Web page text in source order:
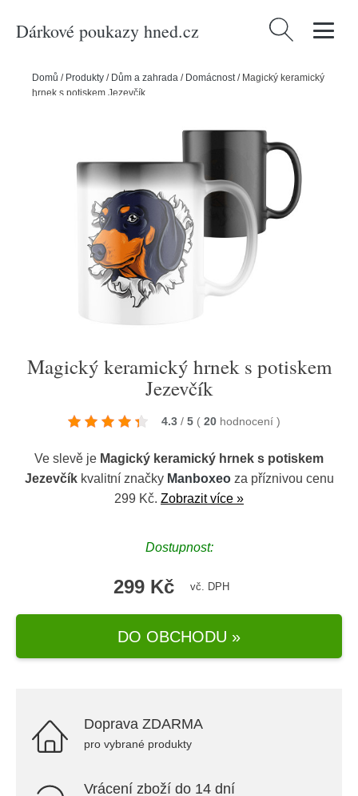
Dárkové poukazy hned.cz Vyhledávání
Domů / Produkty / Dům a zahrada / Domácnost/ Magický keramický
hrnek s potiskem Jezevčík
Magický keramický hrnek s potiskem
Jezevčík
4.3 / 5 ( 20 hodnocení )
Ve slevě je Magický keramický hrnek s potiskem
Jezevčíkkvalitní značky Manboxeoza příznivou cenu
299 Kč. Zobrazit více »
Dostupnost:
299 Kč vč. DPH
DO OBCHODU »
Doprava ZDARMA
pro vybrané produkty
Vrácení zboží do 14 dní